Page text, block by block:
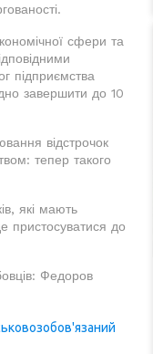
сфери та
підприємства
завершити до 10
відстрочок
тепер такого
які мають
пристосуватися до
Федоров